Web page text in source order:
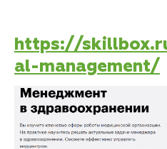
https://
al-management/